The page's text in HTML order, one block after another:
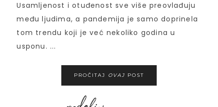
Usamljenost i otuđenost sve više preovlađuju
među ljudima, a pandemija je samo doprinela
tom trendu koji je već nekoliko godina u
usponu. ...
PROČITAJ OVAJ POST